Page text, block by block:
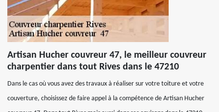
Artisan Hucher couvreur 47, le meilleur couvreur
charpentier dans tout Rives dans le 47210
Dans le cas où vous avez des travaux à réaliser sur votre toiture et votre
couverture, choisissez de faire appel à la compétence de Artisan Hucher